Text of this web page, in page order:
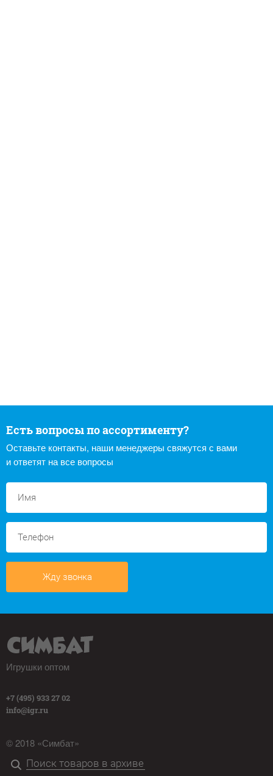
Есть вопросы по ассортименту?
Оставьте контакты, наши менеджеры свяжутся с вами
и ответят на все вопросы
Жду звонка
Игрушки оптом
+7 (495) 933 27 02
info@igr.ru
© 2018 «Симбат»